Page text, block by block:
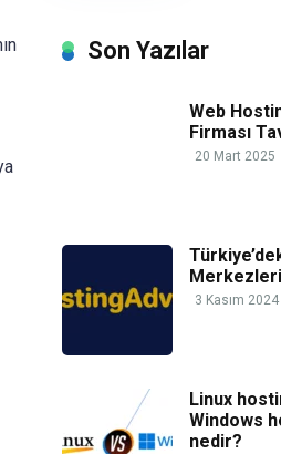
Son Yazılar
Web
Firması
20 Mart 2025
3 Kasım 2024
Linux
Windows
nedir?